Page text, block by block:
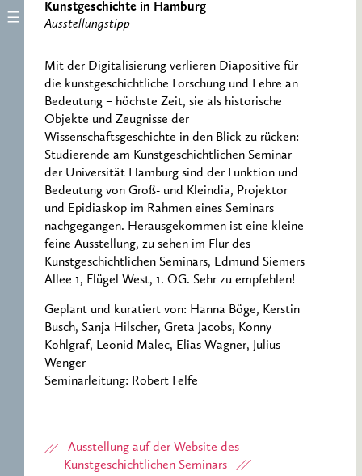
Kunstgeschichte in Hamburg
Ausstellungstipp
Mit der Digitalisierung verlieren Diapositive für
die kunstgeschichtliche Forschung und Lehre an
Bedeutung – höchste Zeit, sie als historische
Objekte und Zeugnisse der
Wissenschaftsgeschichte in den Blick zu rücken:
Studierende am Kunstgeschichtlichen Seminar
der Universität Hamburg sind der Funktion und
Bedeutung von Groß- und Kleindia, Projektor
und Epidiaskop im Rahmen eines Seminars
nachgegangen. Herausgekommen ist eine kleine
feine Ausstellung, zu sehen im Flur des
Kunstgeschichtlichen Seminars, Edmund Siemers
Allee 1, Flügel West, 1. OG. Sehr zu empfehlen!
Geplant und kuratiert von: Hanna Böge, Kerstin
Busch, Sanja Hilscher, Greta Jacobs, Konny
Kohlgraf, Leonid Malec, Elias Wagner, Julius
Wenger
Seminarleitung: Robert Felfe
Ausstellung auf der Website des
Kunstgeschichtlichen Seminars